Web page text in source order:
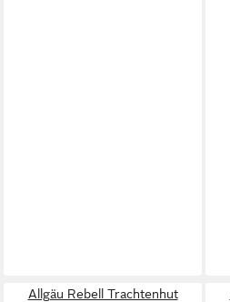
Allgäu Rebell Trachtenhut